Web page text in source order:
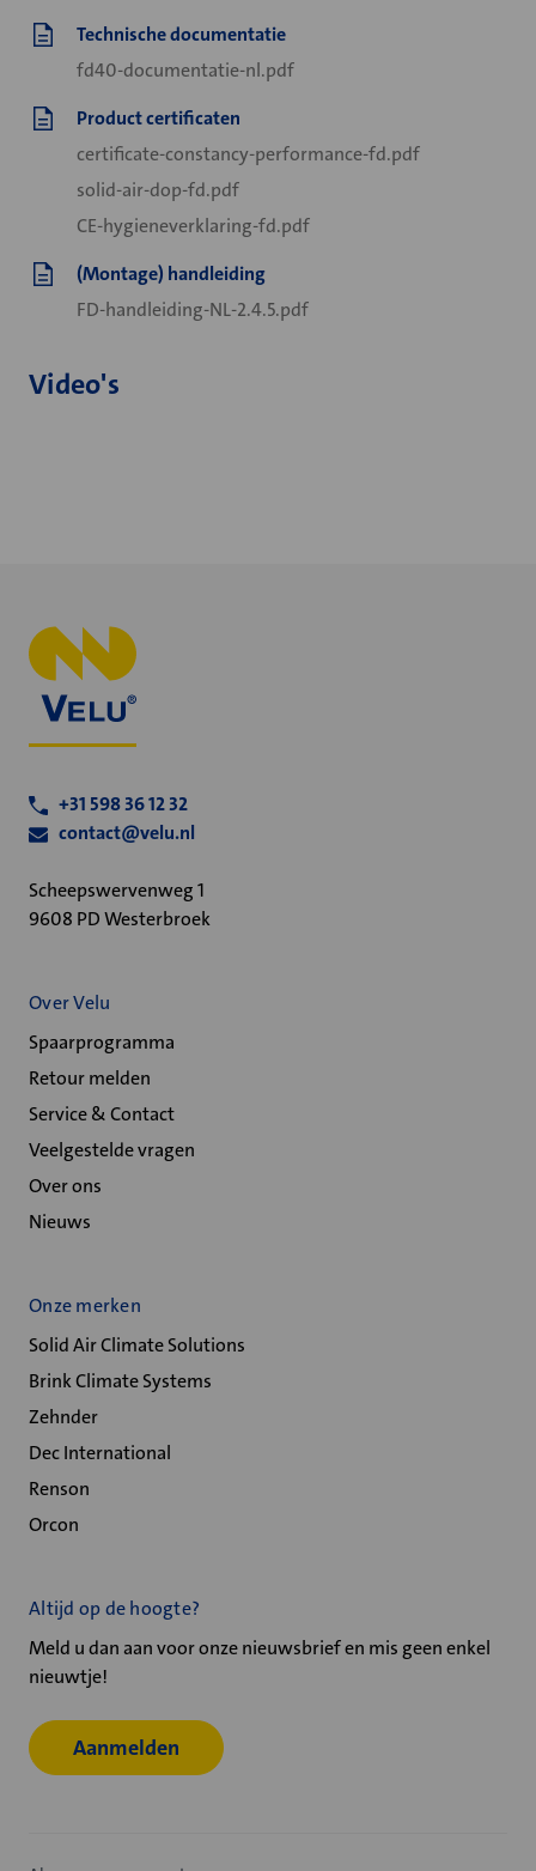
Technische documentatie
fd40-documentatie-nl.pdf
Product certificaten
certificate-constancy-performance-fd.pdf
solid-air-dop-fd.pdf
CE-hygieneverklaring-fd.pdf
(Montage) handleiding
FD-handleiding-NL-2.4.5.pdf
Video's
+31 598 36 12 32
contact@velu.nl
Scheepswervenweg 1
9608 PD Westerbroek
Over Velu
Spaarprogramma
Retour melden
Service & Contact
Veelgestelde vragen
Over ons
Nieuws
Onze merken
Solid Air Climate Solutions
Brink Climate Systems
Zehnder
Dec International
Renson
Orcon
Altijd op de hoogte?
Meld u dan aan voor onze nieuwsbrief en mis geen enkel
nieuwtje!
Aanmelden